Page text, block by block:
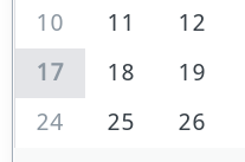
10
11 12
17
18 19
24
25 26